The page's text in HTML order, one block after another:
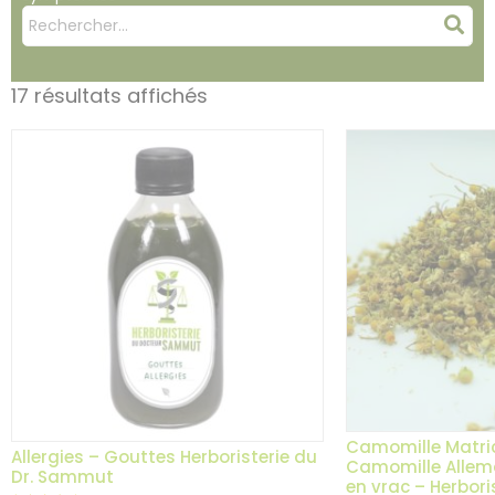
Mots
clés
:
17 résultats affichés
Allergies – Gouttes Herboristerie du
Dr. Sammut
Camomille
Camomille
en vrac –